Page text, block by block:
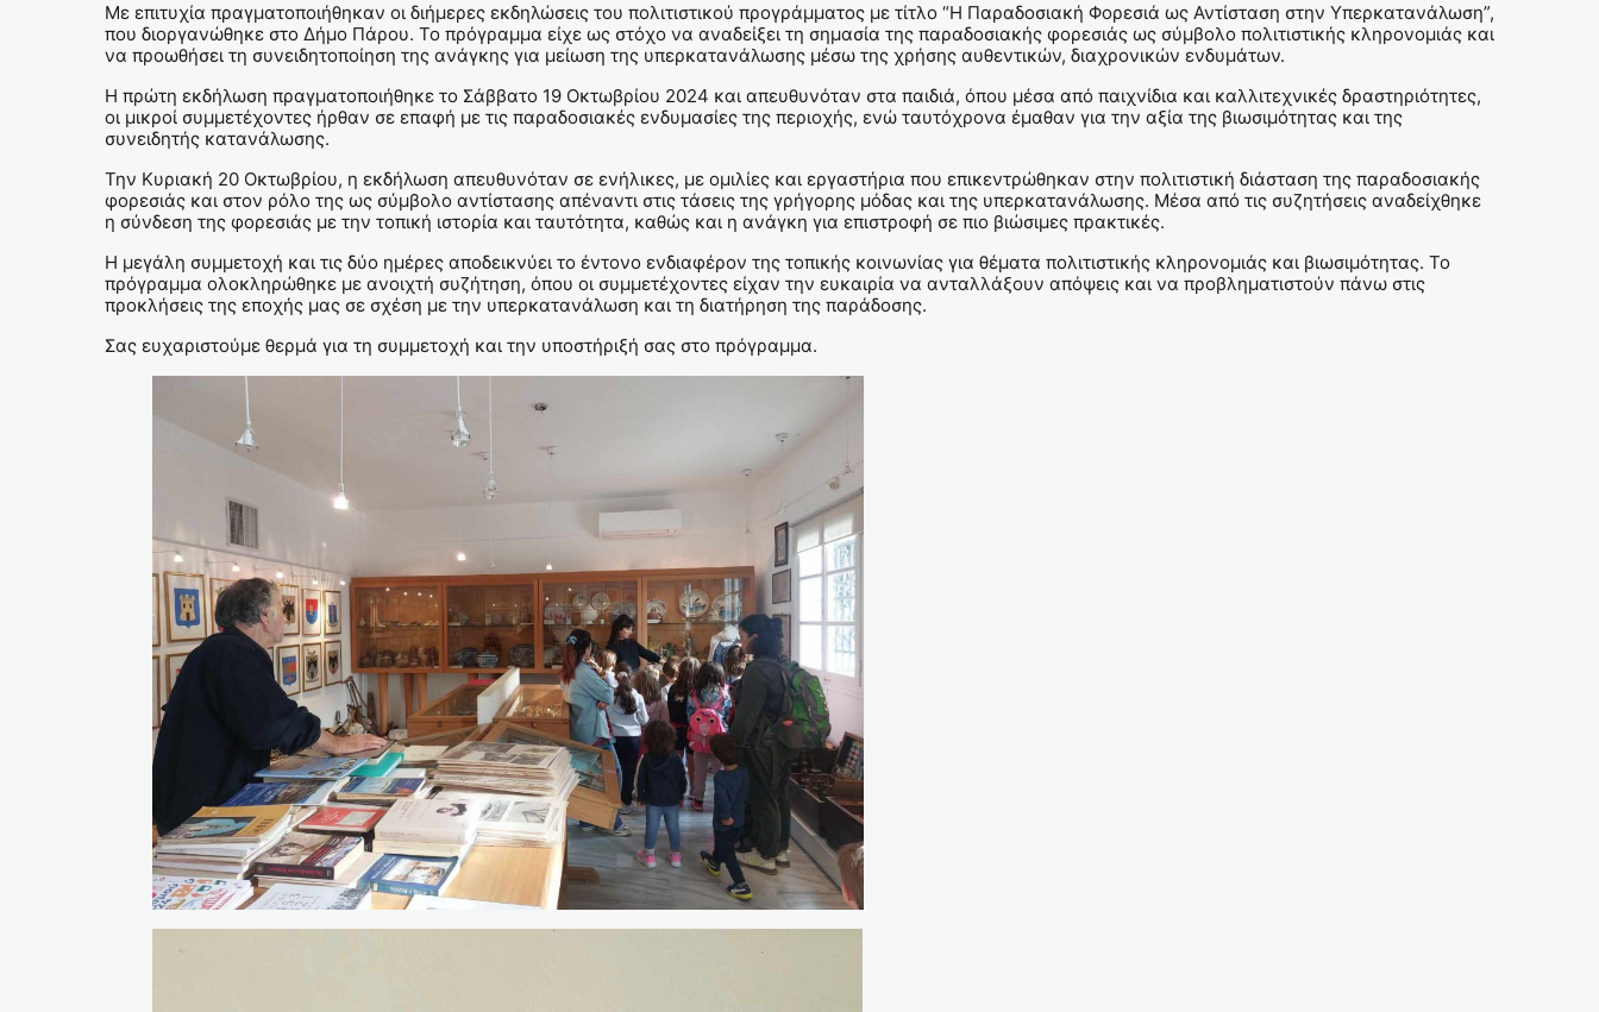
Με επιτυχία πραγματοποιήθηκαν οι διήμερες εκδηλώσεις του πολιτιστικού προγράμματος με τίτλο “Η Παραδοσιακή Φορεσιά ως Αντίσταση στην Υπερκατανάλωση”,
που διοργανώθηκε στο Δήμο Πάρου. Το πρόγραμμα είχε ως στόχο να αναδείξει τη σημασία της παραδοσιακής φορεσιάς ως σύμβολο πολιτιστικής κληρονομιάς και
να προωθήσει τη συνειδητοποίηση της ανάγκης για μείωση της υπερκατανάλωσης μέσω της χρήσης αυθεντικών, διαχρονικών ενδυμάτων.
Η πρώτη εκδήλωση πραγματοποιήθηκε το Σάββατο 19 Οκτωβρίου 2024 και απευθυνόταν στα παιδιά, όπου μέσα από παιχνίδια και καλλιτεχνικές δραστηριότητες,
οι μικροί συμμετέχοντες ήρθαν σε επαφή με τις παραδοσιακές ενδυμασίες της περιοχής, ενώ ταυτόχρονα έμαθαν για την αξία της βιωσιμότητας και της
συνειδητής κατανάλωσης.
Την Κυριακή 20 Οκτωβρίου, η εκδήλωση απευθυνόταν σε ενήλικες, με ομιλίες και εργαστήρια που επικεντρώθηκαν στην πολιτιστική διάσταση της παραδοσιακής
φορεσιάς και στον ρόλο της ως σύμβολο αντίστασης απέναντι στις τάσεις της γρήγορης μόδας και της υπερκατανάλωσης. Μέσα από τις συζητήσεις αναδείχθηκε
η σύνδεση της φορεσιάς με την τοπική ιστορία και ταυτότητα, καθώς και η ανάγκη για επιστροφή σε πιο βιώσιμες πρακτικές.
Η μεγάλη συμμετοχή και τις δύο ημέρες αποδεικνύει το έντονο ενδιαφέρον της τοπικής κοινωνίας για θέματα πολιτιστικής κληρονομιάς και βιωσιμότητας. Το
πρόγραμμα ολοκληρώθηκε με ανοιχτή συζήτηση, όπου οι συμμετέχοντες είχαν την ευκαιρία να ανταλλάξουν απόψεις και να προβληματιστούν πάνω στις
προκλήσεις της εποχής μας σε σχέση με την υπερκατανάλωση και τη διατήρηση της παράδοσης.
Σας ευχαριστούμε θερμά για τη συμμετοχή και την υποστήριξή σας στο πρόγραμμα.